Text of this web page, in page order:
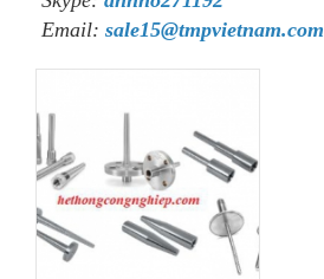
Email: sale15@tmpvietnam.com